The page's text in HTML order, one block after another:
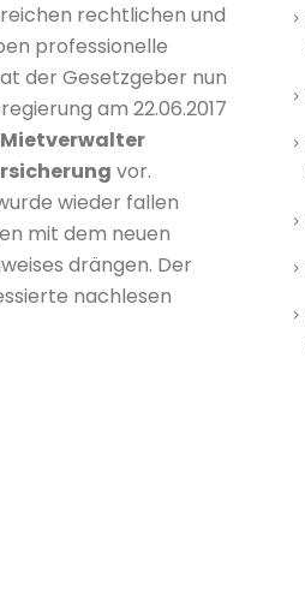
rechtlichen und
professionelle
der Gesetzgeber nun
am 22.06.2017
vor.
wieder fallen
mit dem neuen
drängen. Der
nachlesen